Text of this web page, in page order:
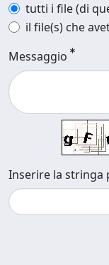
tutti i file (di
il file(s) che
Messaggio
Inserire la stringa